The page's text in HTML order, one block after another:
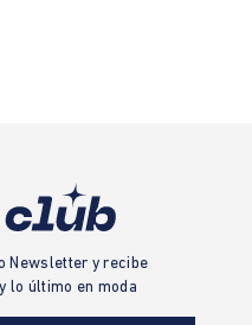
Newsletter y recibe
lo último en moda